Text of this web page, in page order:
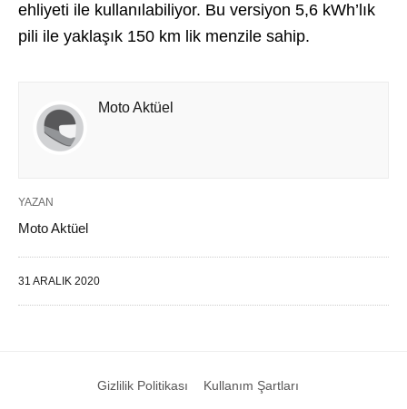
ehliyeti ile kullanılabiliyor. Bu versiyon 5,6 kWh’lık
pili ile yaklaşık 150 km lik menzile sahip.
Moto Aktüel
YAZAN
Moto Aktüel
31 ARALIK 2020
Gizlilik Politikası Kullanım Şartları